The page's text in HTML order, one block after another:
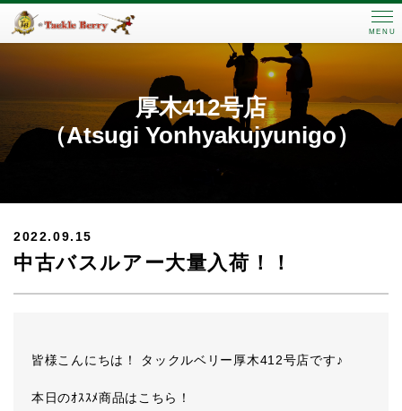
MENU
厚木412号店
（Atsugi Yonhyakujyunigo）
2022.09.15
中古バスルアー大量入荷！！
皆様こんにちは！ タックルベリー厚木412号店です♪
本日のｵｽｽﾒ商品はこちら！